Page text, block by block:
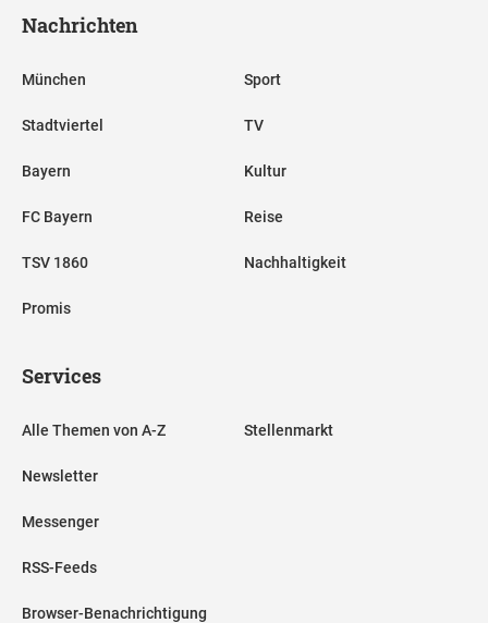
Nachrichten
München
Stadtviertel
Bayern
FC Bayern
TSV 1860
Promis
Sport
TV
Kultur
Reise
Nachhaltigkeit
Services
Alle Themen von A-Z
Newsletter
Messenger
RSS-Feeds
Browser-Benachrichtigung
Stellenmarkt